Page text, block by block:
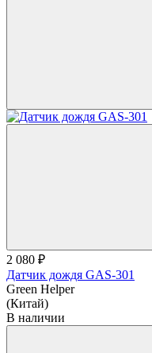
2 080 ₽
Датчик дождя GAS-301
Green Helper
(Китай)
В наличии